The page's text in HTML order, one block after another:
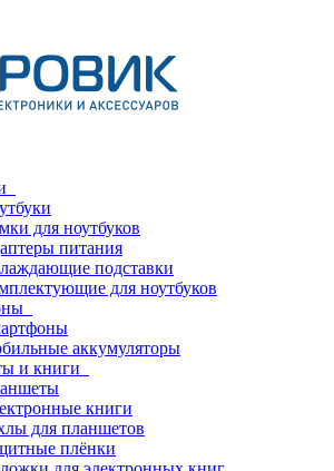
для ноутбуков
питания
подставки
для ноутбуков
аккумуляторы
и книги
книги
для планшетов
плёнки